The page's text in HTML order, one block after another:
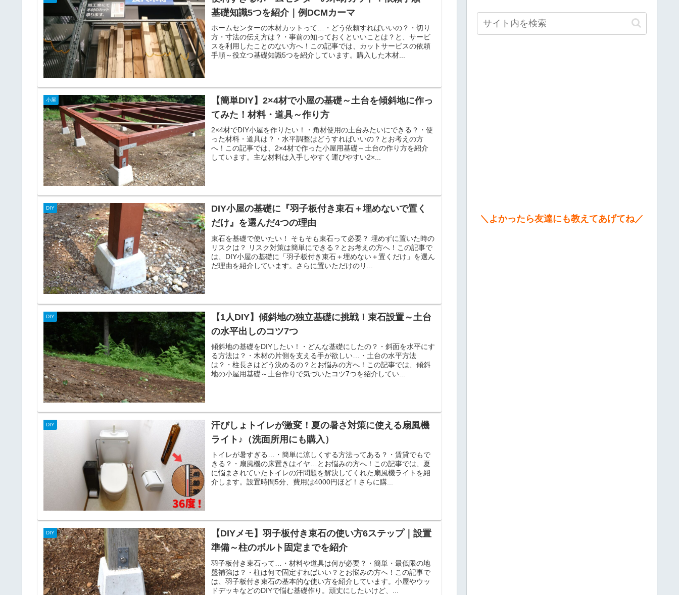
基礎知識5つを紹介｜例DCMカーマ
ホームセンターの木材カットって…・どう依頼すればいいの？・切り
方・寸法の伝え方は？・事前の知っておくといいことは？と、サービ
スを利用したことのない方へ！この記事では、カットサービスの依頼
手順～役立つ基礎知識5つを紹介しています。購入した木材...
小屋
【簡単DIY】2×4材で小屋の基礎～土台を傾斜地に作っ
てみた！材料・道具～作り方
2×4材でDIY小屋を作りたい！・角材使用の土台みたいにできる？・使
った材料・道具は？・水平調整はどうすればいいの？とお考えの方
へ！この記事では、2×4材で作った小屋用基礎～土台の作り方を紹介
しています。主な材料は入手しやすく運びやすい2×...
DIY
DIY小屋の基礎に『羽子板付き束石＋埋めないで置く
だけ』を選んだ4つの理由
束石を基礎で使いたい！ そもそも束石って必要？ 埋めずに置いた時の
リスクは？ リスク対策は簡単にできる？とお考えの方へ！この記事で
は、DIY小屋の基礎に「羽子板付き束石＋埋めない＋置くだけ」を選ん
だ理由を紹介しています。さらに置いただけのリ...
DIY
【1人DIY】傾斜地の独立基礎に挑戦！束石設置～土台
の水平出しのコツ7つ
傾斜地の基礎をDIYしたい！・どんな基礎にしたの？・斜面を水平にす
る方法は？・木材の片側を支える手が欲しい…・土台の水平方法
は？・柱長さはどう決めるの？とお悩みの方へ！この記事では、傾斜
地の小屋用基礎～土台作りで気づいたコツ7つを紹介してい...
DIY
汗びしょトイレが激変！夏の暑さ対策に使える扇風機
ライト♪（洗面所用にも購入）
トイレが暑すぎる…・簡単に涼しくする方法ってある？・賃貸でもで
きる？・扇風機の床置きはイヤ…とお悩みの方へ！この記事では、夏
に悩まされていたトイレの汗問題を解決してくれた扇風機ライトを紹
介します。設置時間5分、費用は4000円ほど！さらに購...
DIY
【DIYメモ】羽子板付き束石の使い方6ステップ｜設置
準備～柱のボルト固定までを紹介
羽子板付き束石って…・材料や道具は何が必要？・簡単・最低限の地
盤補強は？・柱は何で固定すればいい？とお悩みの方へ！この記事で
は、羽子板付き束石の基本的な使い方を紹介しています。小屋やウッ
ドデッキなどのDIYで悩む基礎作り。頑丈にしたいけど、...
＼よかったら友達にも教えてあげてね／